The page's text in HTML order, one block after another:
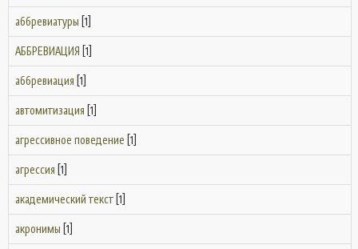
аббревиатуры [1]
АББРЕВИАЦИЯ [1]
аббревиация [1]
автомитизация [1]
агрессивное поведение [1]
агрессия [1]
академический текст [1]
акронимы [1]